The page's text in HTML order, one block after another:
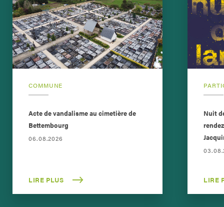
COMMUNE
Acte de vandalisme au cimetière de
Bettembourg
06.08.2026
LIRE PLUS
Nuit
LIRE